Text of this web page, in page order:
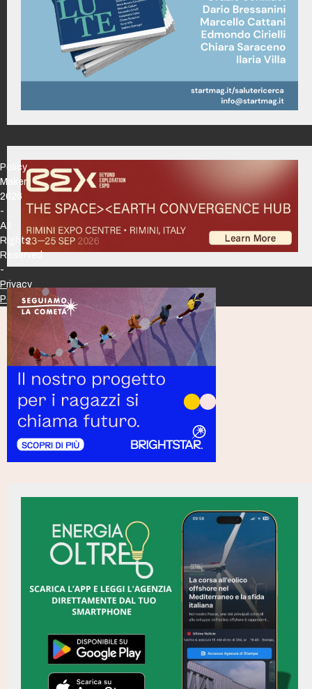
Policy
Maker
2026
-
All
Rights
Reserved
-
Privacy
Policy